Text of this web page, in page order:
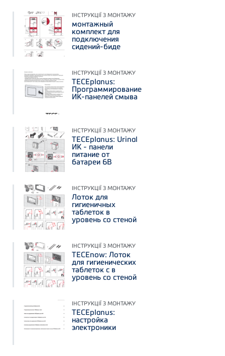
ІНСТРУКЦІЇ З МОНТАЖУ
монтажный
комплект для
подключения
сидений-биде
ІНСТРУКЦІЇ З МОНТАЖУ
TECEplanus:
Программирование
ИК-панелей смыва
ІНСТРУКЦІЇ З МОНТАЖУ
TECEplanus: Urinal
ИК - панели
питание от
батареи 6В
ІНСТРУКЦІЇ З МОНТАЖУ
Лоток для
гигиеничных
таблеток в
уровень со стеной
ІНСТРУКЦІЇ З МОНТАЖУ
TECEnow: Лоток
для гигиенических
таблеток c в
уровень со стеной
ІНСТРУКЦІЇ З МОНТАЖУ
TECEplanus:
настройка
электроники